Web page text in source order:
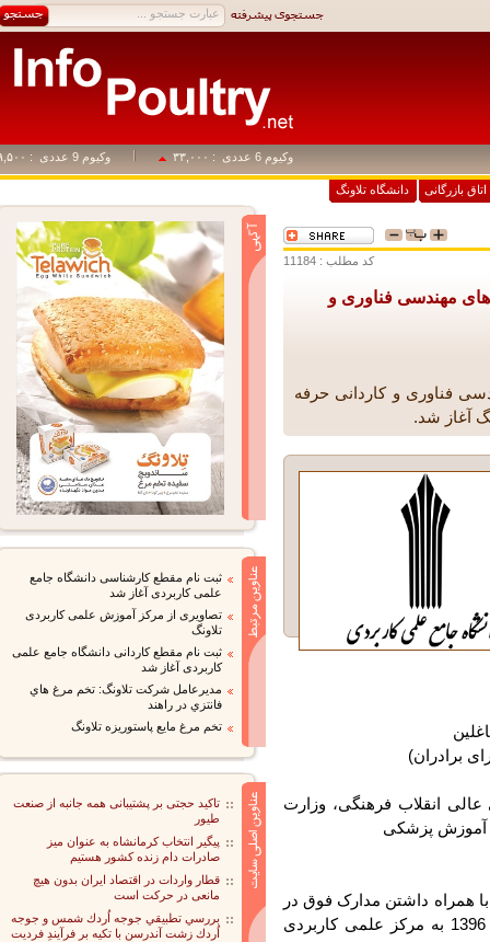
وکیوم 6 عددی : ۳۳,۰۰۰ وکیوم 9 عددی : ۴۹,۵۰۰
بازرگانی دانشگاه تلاونگ
کد مطلب : 11184
مهندسی فناوری و
فناوری و کاردانی حرفه
شد.
انقلاب فرهنگی، وزارت
پزشکی
داشتن مدارک فوق در
روزهای دوشنبه و سه شنبه 14 و 15 فروردین سال 1396 به مرکز علمی کاربردی
ثبت نام مقطع کارشناسی دانشگاه جامع
علمی کاربردی آغاز شد
تصاویری از مرکز آموزش علمی کاربردی
تلاونگ
ثبت نام مقطع کاردانی دانشگاه جامع علمی
کاربردی آغاز شد
مديرعامل شركت تلاونگ: تخم مرغ هاي
فانتزي در راهند
تخم مرغ مایع پاستوریزه تلاونگ
تاکید حجتی بر پشتیبانی همه جانبه از صنعت
طیور
پیگیر انتخاب کرمانشاه به عنوان میز
صادرات دام زنده کشور هستیم
قطار واردات در اقتصاد ایران بدون هیچ
مانعی در حرکت است
بررسي تطبيقي جوجه اُردك شمس و جوجه
اُردك زشت آندرسن با تكيه بر فرآيندِ فرديت